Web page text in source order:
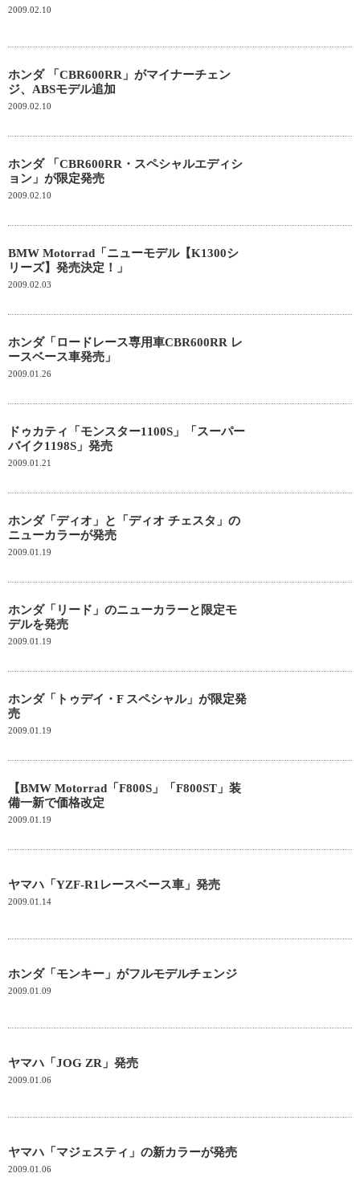
2009.02.10
ホンダ 「CBR600RR」がマイナーチェン
ジ、ABSモデル追加
2009.02.10
ホンダ 「CBR600RR・スペシャルエディシ
ョン」が限定発売
2009.02.10
BMW Motorrad「ニューモデル【K1300シ
リーズ】発売決定！」
2009.02.03
ホンダ「ロードレース専用車CBR600RR レ
ースベース車発売」
2009.01.26
ドゥカティ「モンスター1100S」「スーパー
バイク1198S」発売
2009.01.21
ホンダ「ディオ」と「ディオ チェスタ」の
ニューカラーが発売
2009.01.19
ホンダ「リード」のニューカラーと限定モ
デルを発売
2009.01.19
ホンダ「トゥデイ・F スペシャル」が限定発
売
2009.01.19
【BMW Motorrad「F800S」「F800ST」装
備一新で価格改定
2009.01.19
ヤマハ「YZF-R1レースベース車」発売
2009.01.14
ホンダ「モンキー」がフルモデルチェンジ
2009.01.09
ヤマハ「JOG ZR」発売
2009.01.06
ヤマハ「マジェスティ」の新カラーが発売
2009.01.06